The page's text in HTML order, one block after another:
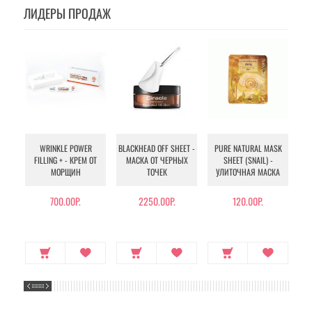
ЛИДЕРЫ ПРОДАЖ
WRINKLE POWER
FILLING + - КРЕМ ОТ
МОРЩИН
700.00Р.
BLACKHEAD OFF SHEET -
МАСКА ОТ ЧЕРНЫХ
ТОЧЕК
2250.00Р.
PURE NATURAL MASK
SHEET (SNAIL) -
УЛИТОЧНАЯ МАСКА
120.00Р.